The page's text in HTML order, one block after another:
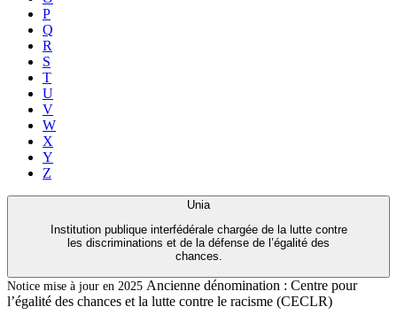
P
Q
R
S
T
U
V
W
X
Y
Z
Unia
Institution publique interfédérale chargée de la lutte contre
les discriminations et de la défense de l’égalité des
chances.
Notice mise à jour en 2025 Ancienne dénomination : Centre pour
l’égalité des chances et la lutte contre le racisme (CECLR)